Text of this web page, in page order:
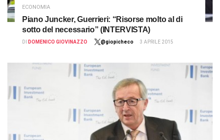
ECONOMIA
Piano Juncker, Guerrieri: “Risorse molto al di
sotto del necessario” (INTERVISTA)
DI DOMENICO GIOVINAZZO @giopicheco 3 APRILE 2015